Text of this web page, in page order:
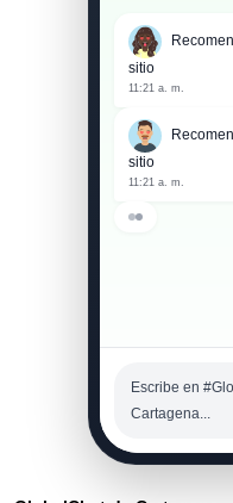
sitio
11:21 a. m.
sitio
11:21 a. m.
Escribe en
Cartagena...